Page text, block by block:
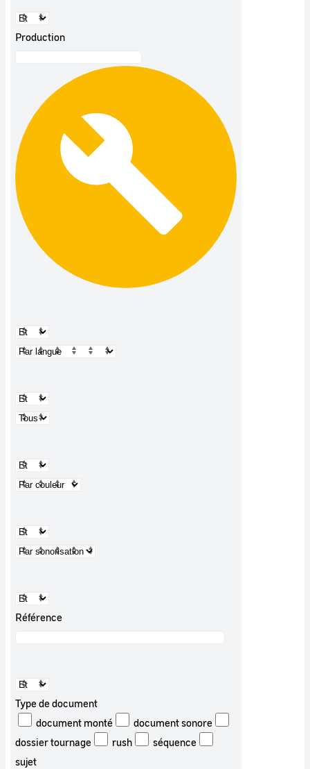
Production
Référence
Type de document
document monté
document sonore
dossier tournage
rush
séquence
sujet